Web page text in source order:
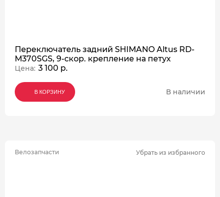
Переключатель задний SHIMANO Altus RD-
M370SGS, 9-скор. крепление на петух
Цена: 3 100 р.
В КОРЗИНУ
В КОРЗИНУ
В КОРЗИНУ В наличии
Велозапчасти Убрать из избранного